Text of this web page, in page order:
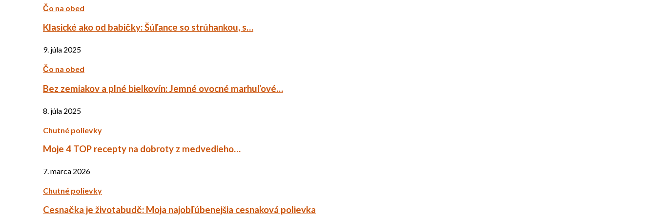
Čo na obed
Klasické ako od babičky: Šúľance so strúhankou, s…
9. júla 2025
Čo na obed
Bez zemiakov a plné bielkovín: Jemné ovocné marhuľové…
8. júla 2025
Chutné polievky
Moje 4 TOP recepty na dobroty z medvedieho…
7. marca 2026
Chutné polievky
Cesnačka je životabudč: Moja najobľúbenejšia cesnaková polievka